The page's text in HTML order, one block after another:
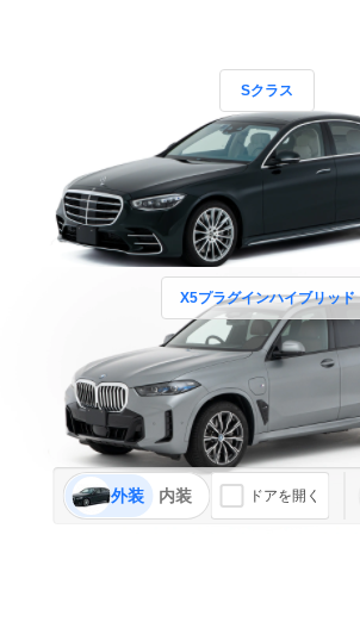
Sクラス
X5プラグインハイブリッド
外装 内装 ドアを開く